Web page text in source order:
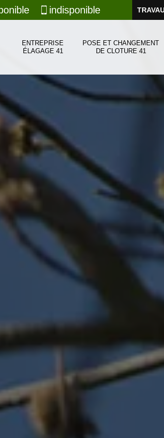
indisponible
ENTREPRISE
ÉLAGAGE 41
POSE ET CHANGEMENT
DE CLOTURE 41